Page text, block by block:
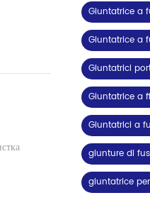
Giuntatrice a
Giuntatrice a
Giuntatrici
Giuntatrice a
Giuntatrici a
giunture di
giuntatrice